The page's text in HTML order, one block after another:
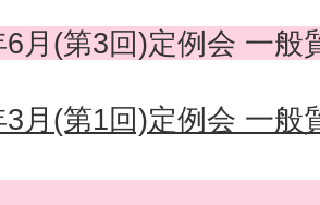
月(第3回)定例会 一般
月(第1回)定例会 一般